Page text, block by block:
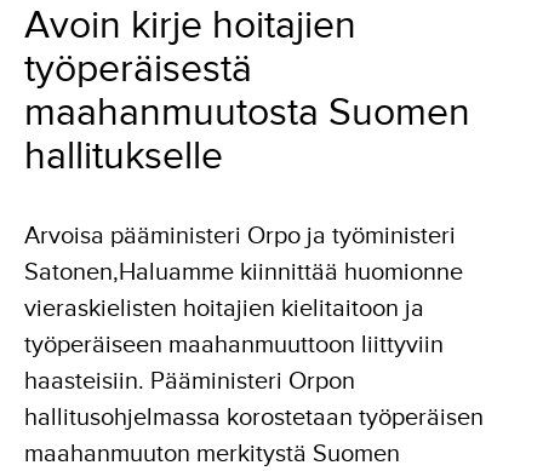
Suomen
hallitukselle
Avoin kirje hoitajien
työperäisestä
maahanmuutosta Suomen
hallitukselle
Arvoisa pääministeri Orpo ja työministeri
Satonen,Haluamme kiinnittää huomionne
vieraskielisten hoitajien kielitaitoon ja
työperäiseen maahanmuuttoon liittyviin
haasteisiin. Pääministeri Orpon
hallitusohjelmassa korostetaan työperäisen
maahanmuuton merkitystä Suomen